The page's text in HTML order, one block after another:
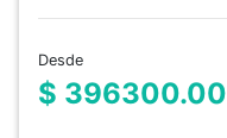
Desde
$ 396300.00